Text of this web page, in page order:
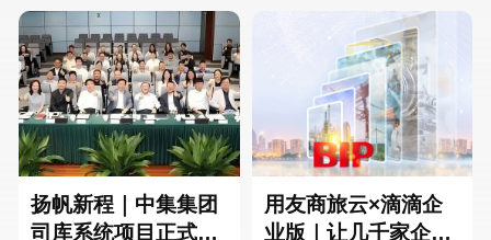
扬帆新程｜中集集团
司库系统项目正式启
用友商旅云×滴滴企
业版｜让几千家企业